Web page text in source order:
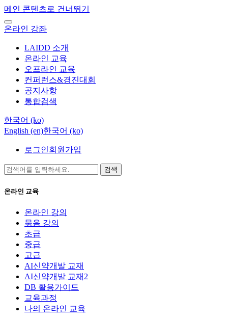
메인 콘텐츠로 건너뛰기
온라인 강좌
LAIDD 소개
온라인 교육
오프라인 교육
컨퍼런스&경진대회
공지사항
통합검색
한국어 ‎(ko)‎
English ‎(en)‎한국어 ‎(ko)‎
로그인회원가입
검색
온라인 교육
온라인 강의
묶음 강의
초급
중급
고급
AI신약개발 교재
AI신약개발 교재2
DB 활용가이드
교육과정
나의 온라인 교육